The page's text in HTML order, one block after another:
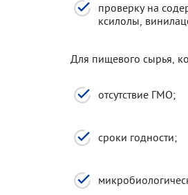
проверку на
ксилолы,
Для пищевого сырья,
отсутствие ГМО;
сроки годности;